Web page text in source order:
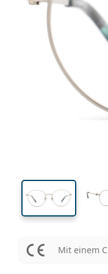
47 mm
Glashöhe
Mit einem